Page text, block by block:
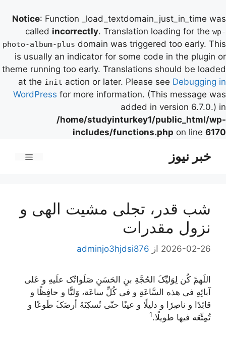
Notice: Function _load_textdomain_just_in_time was
called incorrectly. Translation loading for the wp-
photo-album-plus domain was triggered too early. This
is usually an indicator for some code in the plugin or
theme running too early. Translations should be loaded
at the init action or later. Please see Debugging in
WordPress for more information. (This message was
added in version 6.7.0.) in
/home/studyinturkey1/public_html/wp-
includes/functions.php on line 6170
خبر نیوز
شب قدر، تجلی مشیت الهی و
نزول مقدرات
2026-02-26 از adminjo3hjdsi876
اللَهمّ کُن لِوَلیِّکَ الحُجَّةِ بنِ الحَسَنِ صَلَواتُک علَیهِ و عَلی
آبائِهِ فی هذه السَّاعَةِ و فی کُلِّ ساعَة، وَلیًّا و حافِظًا و
قائِدًا و ناصِرًا و دلیلًا و عینًا حتّی تُسکِنَهُ أرضَکَ طَوعًا و
تُمِتِّعَه فیها طویلًا.1